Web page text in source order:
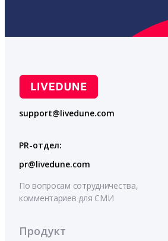
support@livedune.com
PR-отдел:
pr@livedune.com
По вопросам сотрудничества,
комментариев для СМИ
Продукт